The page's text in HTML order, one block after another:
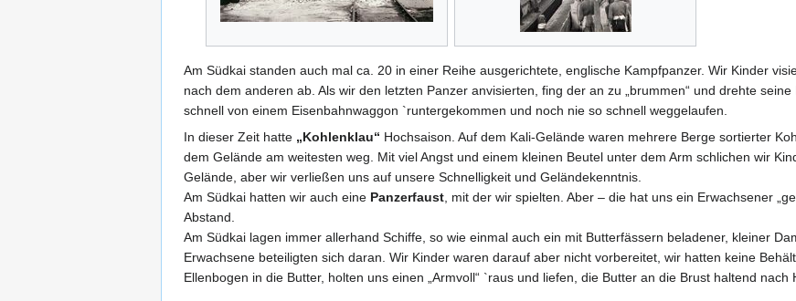
Am Südkai standen auch mal ca. 20 in einer Reihe ausgerichtete, englische Kampfpanzer. Wir Kinder
nach dem anderen ab. Als wir den letzten Panzer anvisierten, fing der an zu „brummen“ und drehte
schnell von einem Eisenbahnwaggon `runtergekommen und noch nie so schnell weggelaufen.
In dieser Zeit hatte „Kohlenklau“ Hochsaison. Auf dem Kali-Gelände waren mehrere Berge sortierter
dem Gelände am weitesten weg. Mit viel Angst und einem kleinen Beutel unter dem Arm schlichen wir
Gelände, aber wir verließen uns auf unsere Schnelligkeit und Geländekenntnis.
Am Südkai hatten wir auch eine Panzerfaust , mit der wir spielten. Aber – die hat uns ein Erwachsener
Abstand.
Am Südkai lagen immer allerhand Schiffe, so wie einmal auch ein mit Butterfässern beladener, kleiner
Erwachsene beteiligten sich daran. Wir Kinder waren darauf aber nicht vorbereitet, wir hatten keine
Ellenbogen in die Butter, holten uns einen „Armvoll“ `raus und liefen, die Butter an die Brust haltend nach